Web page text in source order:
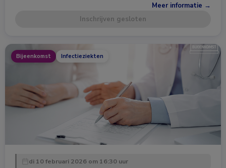
Meer informatie →
Inschrijven gesloten
Bijeenkomst Infectieziekten
di 10 februari 2026 om 16:30 uur